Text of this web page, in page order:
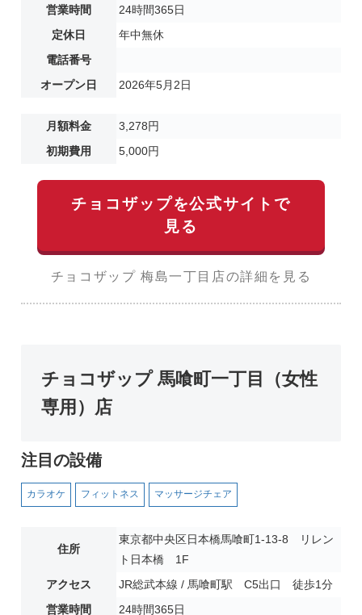
営業時間
24時間365日
定休日
年中無休
電話番号
オープン日
2026年5月2日
月額料金
3,278円
初期費用
5,000円
チョコザップを公式サイトで
見る
チョコザップ 梅島一丁目店の詳細を見る
チョコザップ 馬喰町一丁目（女性
専用）店
注目の設備
カラオケ フィットネス マッサージチェア
住所
東京都中央区日本橋馬喰町1-13-8 リレン
ト日本橋 1F
アクセス
JR総武本線 / 馬喰町駅 C5出口 徒歩1分
営業時間
24時間365日